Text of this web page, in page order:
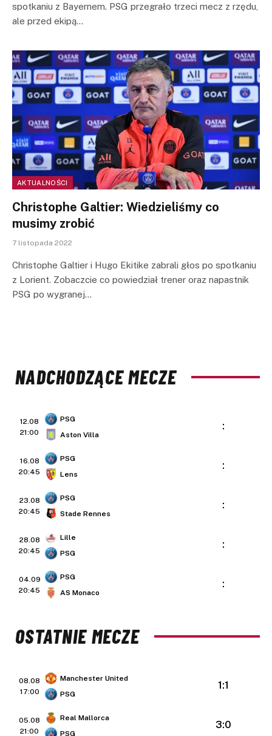
spotkaniu z Bayernem. PSG przegrało trzeci mecz z rzędu,
ale przed ekipą…
AKTUALNOŚCI
Christophe Galtier: Wiedzieliśmy co
musimy zrobić
7 listopada 2022
Christophe Galtier i Hugo Ekitike zabrali głos po spotkaniu
z Lorient. Zobaczcie co powiedział trener oraz napastnik
PSG po wygranej…
NADCHODZĄCE MECZE
12.08
21:00
PSG
Aston Villa
:
16.08
20:45
PSG
Lens
:
23.08
20:45
PSG
Stade Rennes
:
28.08
20:45
Lille
PSG
:
04.09
20:45
PSG
AS Monaco
:
OSTATNIE MECZE
08.08
17:00
Manchester United
PSG
1:1
05.08
21:00
Real Mallorca
PSG
3:0